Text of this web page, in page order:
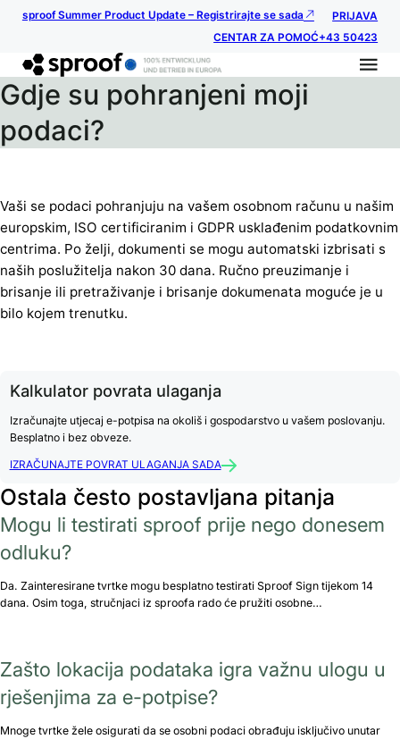
sproof Summer Product Update – Registrirajte se sada
PRIJAVA
CENTAR ZA POMOĆ+43 50423
Gdje su pohranjeni moji
podaci?
Vaši se podaci pohranjuju na vašem osobnom računu u našim
europskim, ISO certificiranim i GDPR usklađenim podatkovnim
centrima. Po želji, dokumenti se mogu automatski izbrisati s
naših poslužitelja nakon 30 dana. Ručno preuzimanje i
brisanje ili pretraživanje i brisanje dokumenata moguće je u
bilo kojem trenutku.
Kalkulator povrata ulaganja
Izračunajte utjecaj e-potpisa na okoliš i gospodarstvo u vašem poslovanju.
Besplatno i bez obveze.
IZRAČUNAJTE POVRAT ULAGANJA SADA
Ostala često postavljana pitanja
Mogu li testirati sproof prije nego donesem
odluku?
Da. Zainteresirane tvrtke mogu besplatno testirati Sproof Sign tijekom 14
dana. Osim toga, stručnjaci iz sproofa rado će pružiti osobne…
Zašto lokacija podataka igra važnu ulogu u
rješenjima za e-potpise?
Mnoge tvrtke žele osigurati da se osobni podaci obrađuju isključivo unutar